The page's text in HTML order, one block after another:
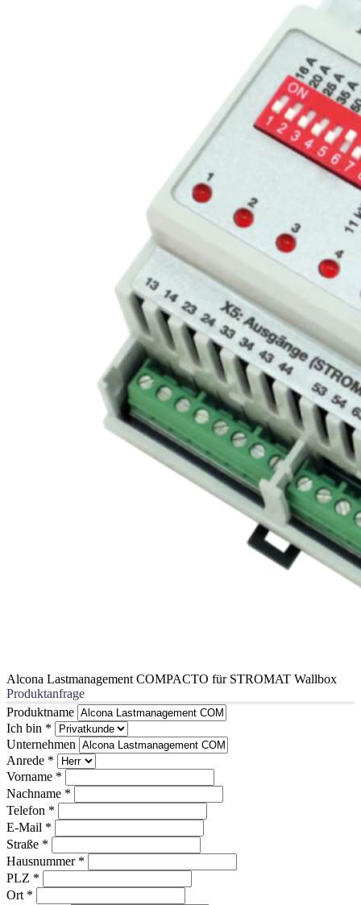
Alcona Lastmanagement COMPACTO für STROMAT Wallbox
Produktanfrage
Produktname
Ich bin *
Unternehmen
Anrede *
Vorname *
Nachname *
Telefon *
E-Mail *
Straße *
Hausnummer *
PLZ *
Ort *